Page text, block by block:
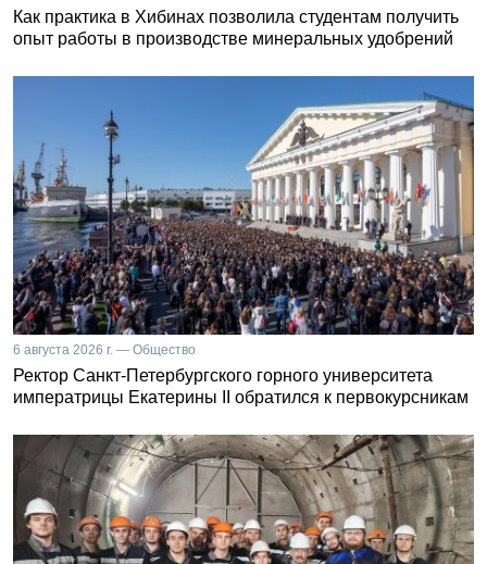
Как практика в Хибинах позволила студентам получить
опыт работы в производстве минеральных удобрений
6 августа 2026 г. — Общество
Ректор Санкт-Петербургского горного университета
императрицы Екатерины II обратился к первокурсникам